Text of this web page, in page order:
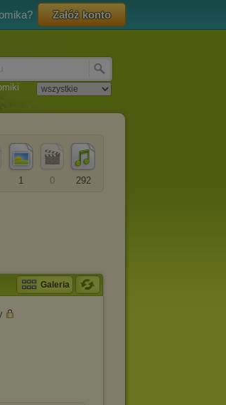
Załóż konto
292
0
1
Galeria